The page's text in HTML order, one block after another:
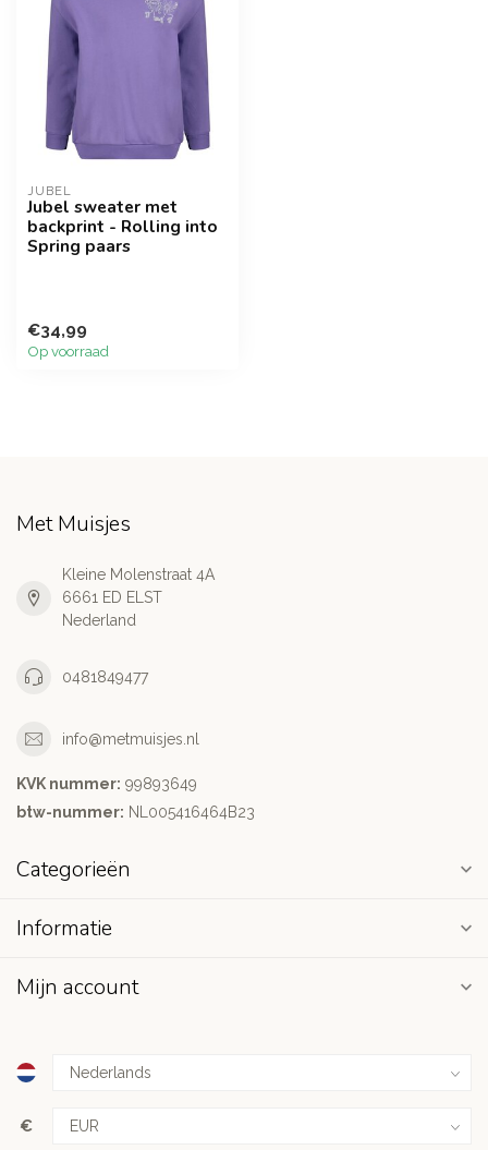
JUBEL
Jubel sweater met
backprint - Rolling into
Spring paars
€34,99
Op voorraad
Met Muisjes
Kleine Molenstraat 4A
6661 ED ELST
Nederland
0481849477
info@metmuisjes.nl
KVK nummer: 99893649
btw-nummer: NL005416464B23
Categorieën
Informatie
Mijn account
€